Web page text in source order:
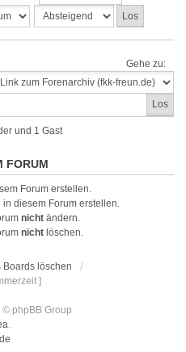
Gehe zu:
und 1 Gast
FORUM
Forum erstellen.
diesem Forum erstellen.
nicht ändern.
nicht löschen.
löschen
]
phpBB Group
.